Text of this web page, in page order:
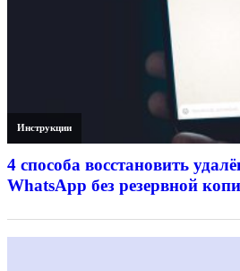
Инструкции
4 способа восстановить
WhatsApp без резервной